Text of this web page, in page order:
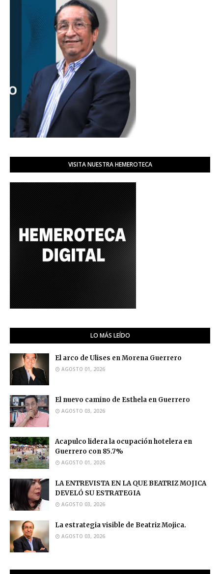
VISITA NUESTRA HEMEROTECA
LO MÁS LEÍDO
El arco de Ulises en Morena Guerrero
AGOSTO 01, 2026
El nuevo camino de Esthela en Guerrero
AGOSTO 03, 2026
Acapulco lidera la ocupación hotelera en
Guerrero con 85.7%
AGOSTO 01, 2026
LA ENTREVISTA EN LA QUE BEATRIZ MOJICA
DEVELÓ SU ESTRATEGIA
AGOSTO 03, 2026
La estrategia visible de Beatriz Mojica.
AGOSTO 03, 2026